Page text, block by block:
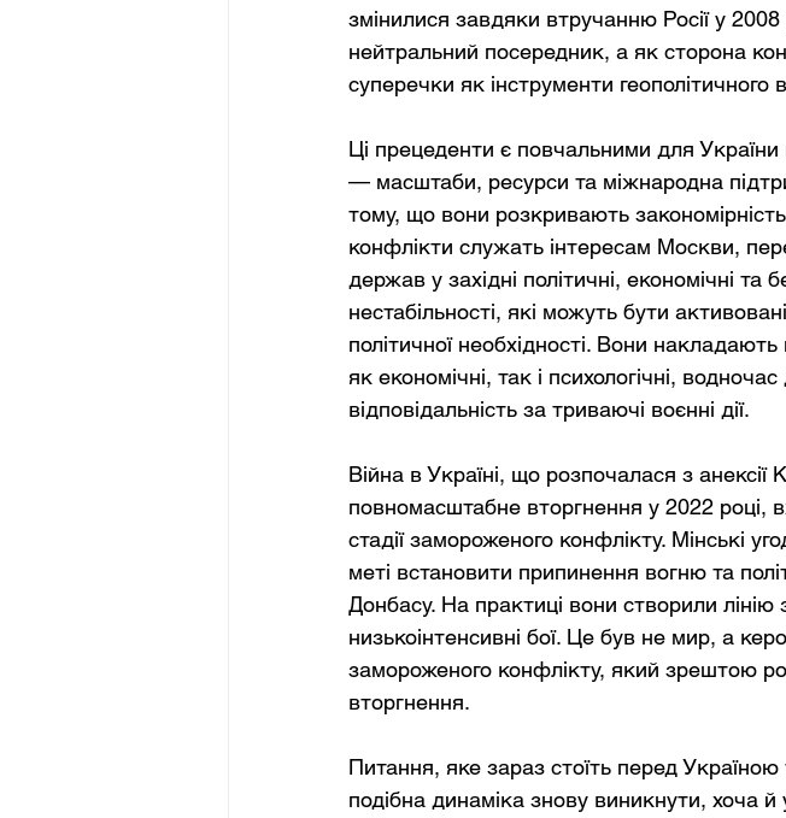
змінилися завдяки втручанню Росії у
нейтральний посередник, а як сторона
суперечки як інструменти геополітичного
Ці прецеденти є повчальними для
— масштаби, ресурси та міжнародна
тому, що вони розкривають закономірність
конфлікти служать інтересам Москви,
держав у західні політичні, економічні
нестабільності, які можуть бути
політичної необхідності. Вони
як економічні, так і психологічні,
відповідальність за триваючі воєнні дії.
Війна в Україні, що розпочалася з
повномасштабне вторгнення у 2022
стадії замороженого конфлікту. Мінські
меті встановити припинення вогню та
Донбасу. На практиці вони створили
низькоінтенсивні бої. Це був не мир, а
замороженого конфлікту, який зрештою
вторгнення.
Питання, яке зараз стоїть перед
подібна динаміка знову виникнути, хоча